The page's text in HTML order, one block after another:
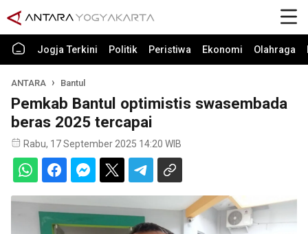
Jogja Terkini Politik Peristiwa Ekonomi Olahraga
ANTARA Bantul
Pemkab Bantul optimistis swasembada
beras 2025 tercapai
Rabu, 17 September 2025 14:20 WIB